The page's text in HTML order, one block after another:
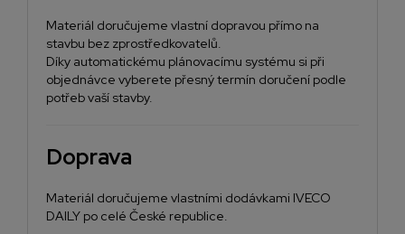
Materiál doručujeme vlastní dopravou přímo na
stavbu bez zprostředkovatelů.
Díky automatickému plánovacímu systému si při
objednávce vyberete přesný termín doručení podle
potřeb vaší stavby.
Doprava
Materiál doručujeme vlastními dodávkami IVECO
DAILY po celé České republice.